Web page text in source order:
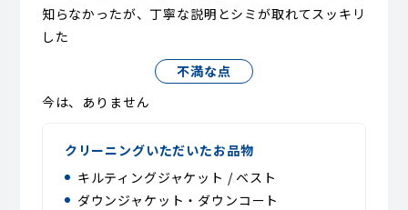
知らなかったが、丁寧な説明とシミが取れてスッキリ
した
不満な点
今は、ありません
クリーニングいただいたお品物
キルティングジャケット / ベスト
ダウンジャケット・ダウンコート